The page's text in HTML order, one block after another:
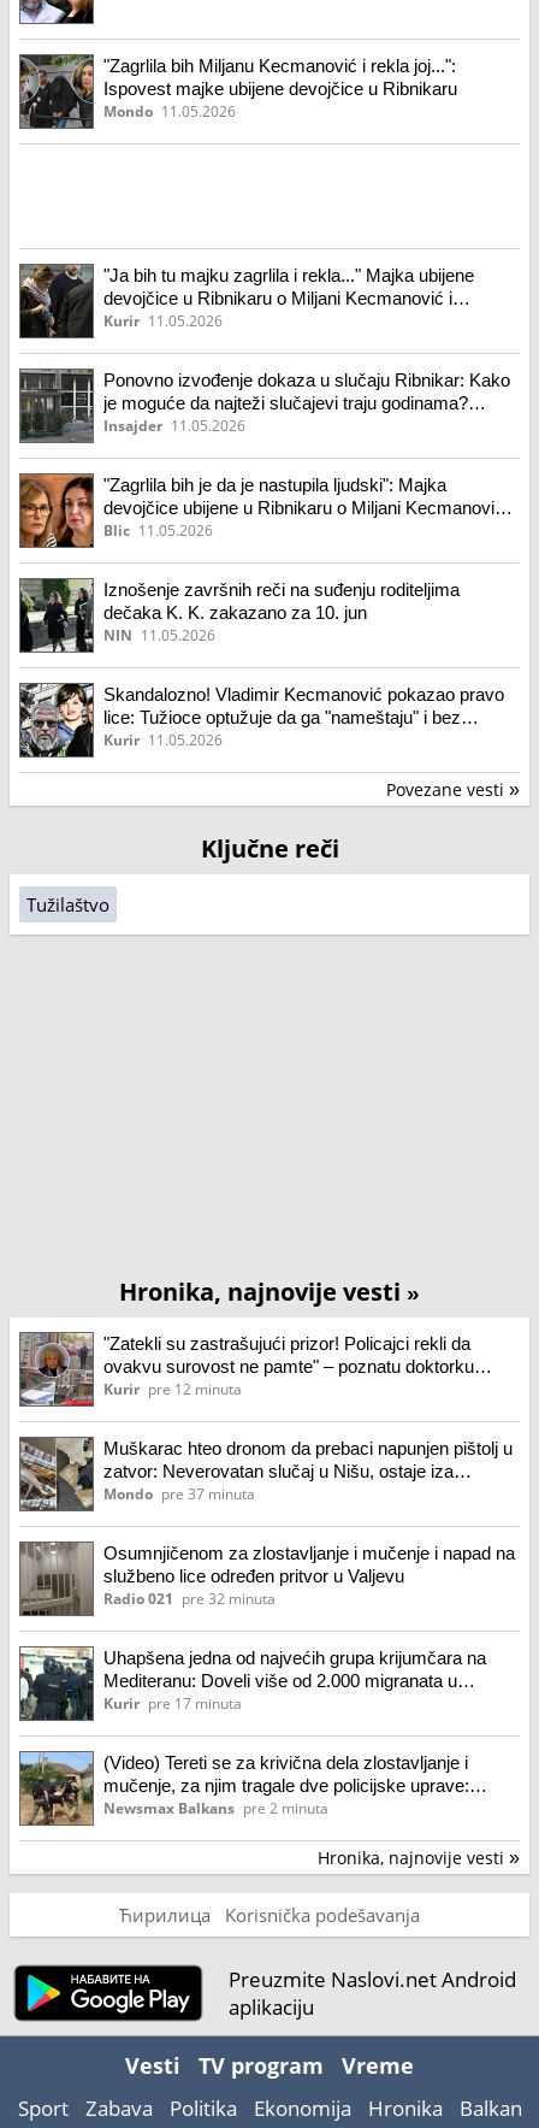
"Zagrlila bih Miljanu Kecmanović i rekla joj...":
Ispovest majke ubijene devojčice u Ribnikaru
Mondo 11.05.2026
"Ja bih tu majku zagrlila i rekla..." Majka ubijene
devojčice u Ribnikaru o Miljani Kecmanović i
suđenju: "Kad vidiš roditelje, nije ni čudo što je njihov
Kurir 11.05.2026
Ponovno izvođenje dokaza u slučaju Ribnikar: Kako
je moguće da najteži slučajevi traju godinama?
(VIDEO)
Insajder 11.05.2026
"Zagrlila bih je da je nastupila ljudski": Majka
devojčice ubijene u Ribnikaru o Miljani Kecmanović:
"Ta njena oholost... Kada vidite roditelje, nije ni čudo
Blic 11.05.2026
Iznošenje završnih reči na suđenju roditeljima
dečaka K. K. zakazano za 10. jun
NIN 11.05.2026
Skandalozno! Vladimir Kecmanović pokazao pravo
lice: Tužioce optužuje da ga "nameštaju" i bez
dokaza drže u pritvoru, a advokatici oštećene
Kurir 11.05.2026
Povezane vesti »
Ključne reči
Tužilaštvo
Hronika, najnovije vesti »
"Zatekli su zastrašujući prizor! Policajci rekli da
ovakvu surovost ne pamte" – poznatu doktorku
golim rukama udavio sin: "Ugledna porodica, a on
Kurir pre 12 minuta
Muškarac hteo dronom da prebaci napunjen pištolj u
zatvor: Neverovatan slučaj u Nišu, ostaje iza
rešetaka
Mondo pre 37 minuta
Osumnjičenom za zlostavljanje i mučenje i napad na
službeno lice određen pritvor u Valjevu
Radio 021 pre 32 minuta
Uhapšena jedna od najvećih grupa krijumčara na
Mediteranu: Doveli više od 2.000 migranata u
Španiju, zaradili 24 miliona evra
Kurir pre 17 minuta
(Video) Tereti se za krivična dela zlostavljanje i
mučenje, za njim tragale dve policijske uprave:
Uhapšen muškarac (30)
Newsmax Balkans pre 2 minuta
Hronika, najnovije vesti »
Ћирилица Korisnička podešavanja
Preuzmite Naslovi.net Android
aplikaciju
Vesti TV program Vreme
Sport Zabava Politika Ekonomija Hronika Balkan